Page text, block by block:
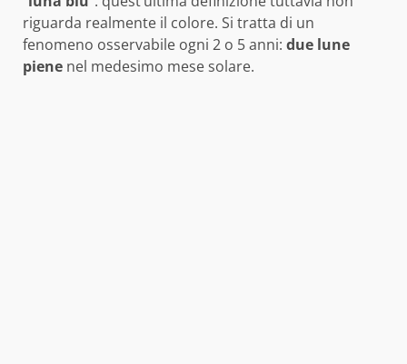
riguarda realmente il colore. Si tratta di un
fenomeno osservabile ogni 2 o 5 anni: due lune
piene nel medesimo mese solare.